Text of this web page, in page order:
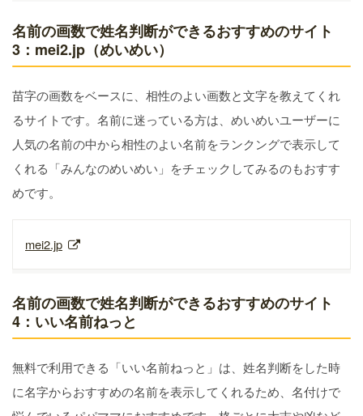
名前の画数で姓名判断ができるおすすめのサイト
3：mei2.jp（めいめい）
苗字の画数をベースに、相性のよい画数と文字を教えてくれ
るサイトです。名前に迷っている方は、めいめいユーザーに
人気の名前の中から相性のよい名前をランクングで表示して
くれる「みんなのめいめい」をチェックしてみるのもおすす
めです。
mei2.jp
名前の画数で姓名判断ができるおすすめのサイト
4：いい名前ねっと
無料で利用できる「いい名前ねっと」は、姓名判断をした時
に名字からおすすめの名前を表示してくれるため、名付けで